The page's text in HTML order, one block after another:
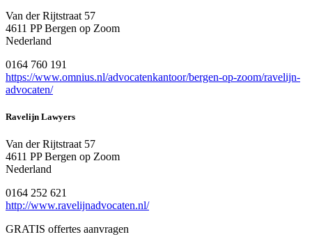
Van der Rijtstraat 57
4611 PP Bergen op Zoom
Nederland
0164 760 191
https://www.omnius.nl/advocatenkantoor/bergen-op-zoom/ravelijn-
advocaten/
Ravelijn Lawyers
Van der Rijtstraat 57
4611 PP Bergen op Zoom
Nederland
0164 252 621
http://www.ravelijnadvocaten.nl/
GRATIS offertes aanvragen